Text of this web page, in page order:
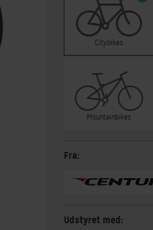
Citybikes
Mountainbikes
Fra:
Udstyret med: